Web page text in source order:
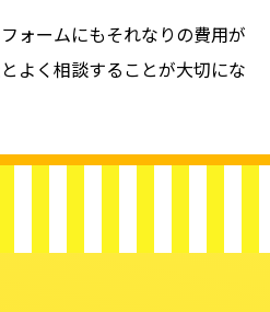
ォームにもそれなりの費用が
よく相談することが大切にな